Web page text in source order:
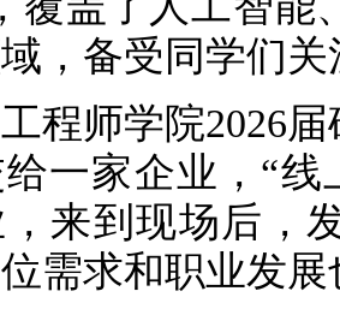
，备受同学们关
师学院2026届
一家企业，“线
来到现场后，
需求和职业发